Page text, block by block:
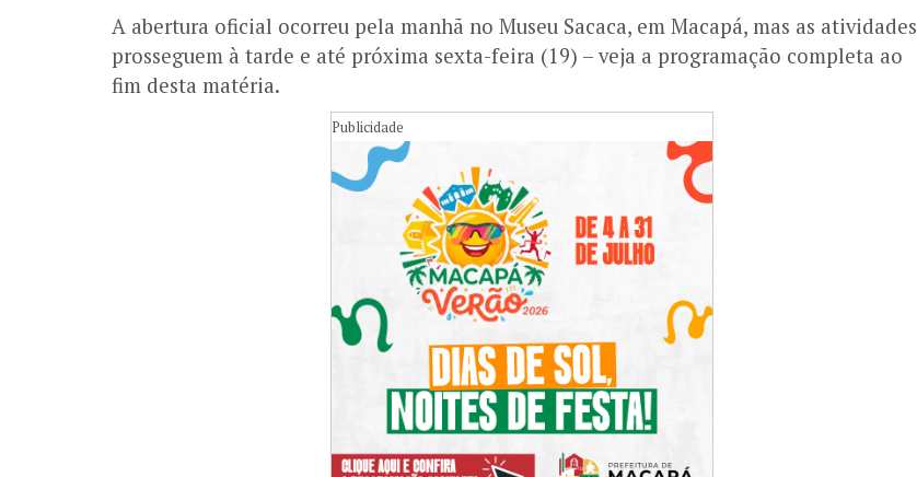
A abertura oficial ocorreu pela manhã no Museu Sacaca, em Macapá, mas as atividades
prosseguem à tarde e até próxima sexta-feira (19) – veja a programação completa ao
fim desta matéria.
Publicidade